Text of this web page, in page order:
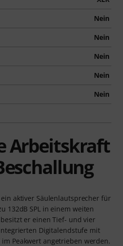
Nein
Nein
Nein
Nein
Nein
Arbeitskraft
ein aktiver Säulenlautsprecher für
132dB SPL in einem weiten
er einen Tief- und vier
Digitalendstufe mit
Peakwert angetrieben werden.